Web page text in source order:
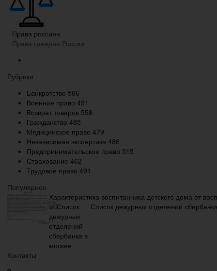
Права россиян
Права граждан России
Рубрики
Банкротство 506
Военное право 491
Возврат товаров 558
Гражданство 485
Медицинское право 479
Независимая экспертиза 486
Предпринимательское право 515
Страхование 462
Трудовое право 491
Популярное
Характеристика воспитанника детского дома от
Список дежурных отделений
Контакты